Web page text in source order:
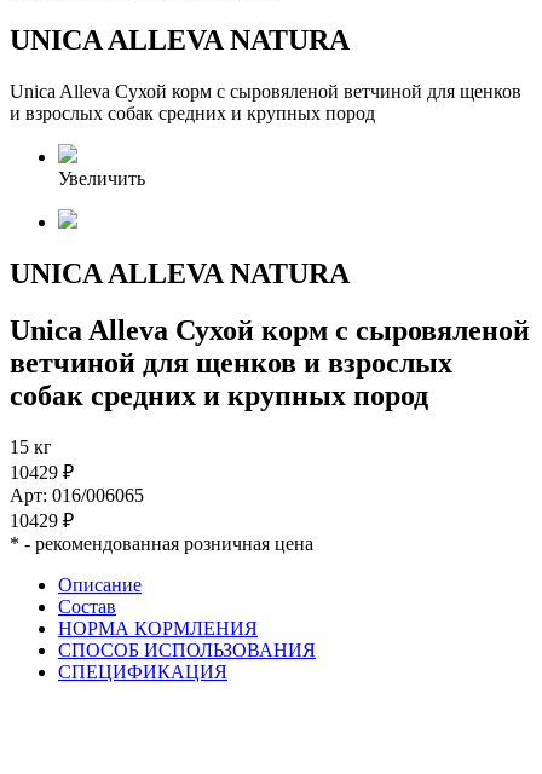
UNICA ALLEVA NATURA
Unica Alleva Сухой корм с сыровяленой ветчиной для щенков
и взрослых собак средних и крупных пород
Увеличить
UNICA ALLEVA NATURA
Unica Alleva Сухой корм с сыровяленой
ветчиной для щенков и взрослых
собак средних и крупных пород
15 кг
10429 ₽
Арт: 016/006065
10429 ₽
* - рекомендованная розничная цена
Описание
Состав
НОРМА КОРМЛЕНИЯ
СПОСОБ ИСПОЛЬЗОВАНИЯ
СПЕЦИФИКАЦИЯ